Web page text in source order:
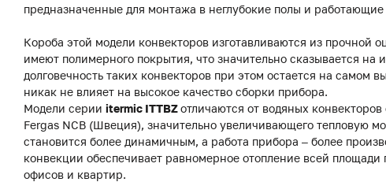
предназначенные для монтажа в неглубокие полы и
Короба этой модели конвекторов изготавливаются из
имеют полимерного покрытия, что значительно сказывается на
долговечность таких конвекторов при этом остается на самом
никак не влияет на высокое качество сборки прибора.
Модели серии itermic ITTBZотличаются от водяных
Fergas NCB (Швеция), значительно увеличивающего тепловую
становится более динамичным, а работа прибора – более
конвекции обеспечивает равномерное отопление всей
офисов и квартир.